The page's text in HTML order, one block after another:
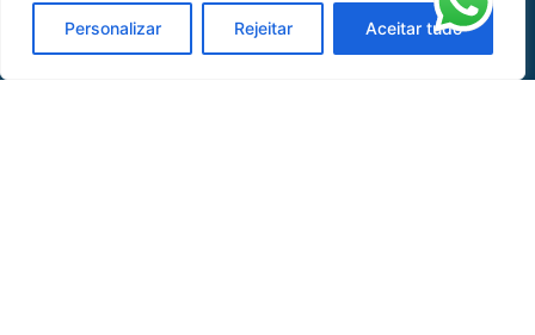
Personalizar Rejeitar Aceitar tudo
Oficina de Mangueiras